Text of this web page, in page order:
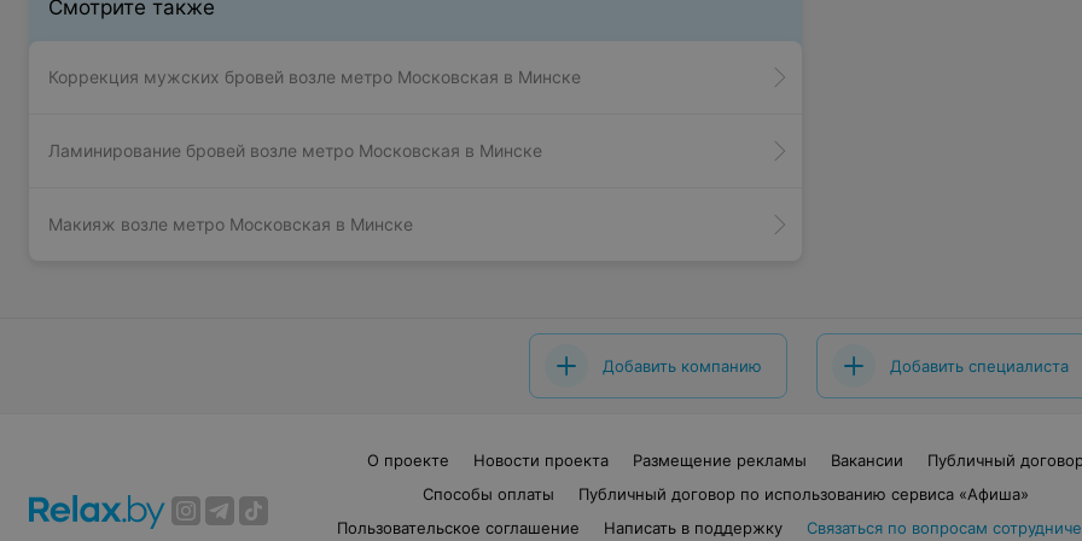
Смотрите также
Коррекция мужских бровей возле метро Московская в Минске
Ламинирование бровей возле метро Московская в Минске
Макияж возле метро Московская в Минске
Добавить компанию Добавить специалиста
О проекте Новости проекта Размещение рекламы Вакансии
Публичный
Способы оплаты
Публичный договор по использованию сервиса «Афиша»
Пользовательское соглашение
Написать в поддержку Связаться по вопросам